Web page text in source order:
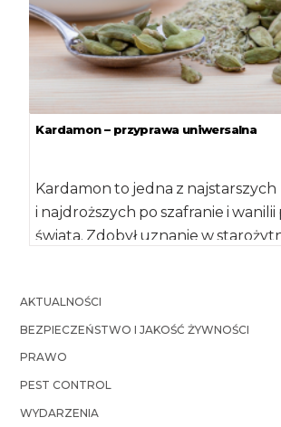
Kardamon – przyprawa uniwersalna
Kardamon to jedna z najstarszych
i najdroższych po szafranie i
świata. Zdobył uznanie w
AKTUALNOŚCI
BEZPIECZEŃSTWO I JAKOŚĆ ŻYWNOŚCI
PRAWO
PEST CONTROL
WYDARZENIA